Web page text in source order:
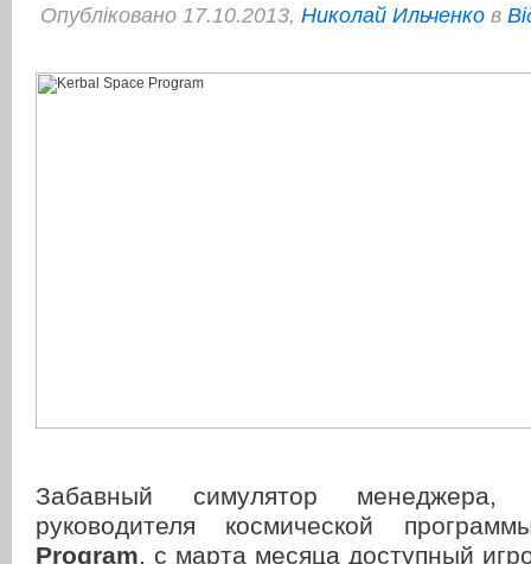
Опубліковано 17.10.2013, Николай Ильченко в
Забавный симулятор менеджера,
руководителя космической
Program, с марта месяца доступный